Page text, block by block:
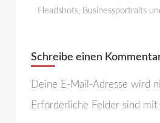
Headshots, Businessportraits
Schreibe einen
Deine E-Mail-Adresse wird
Erforderliche Felder sind mit